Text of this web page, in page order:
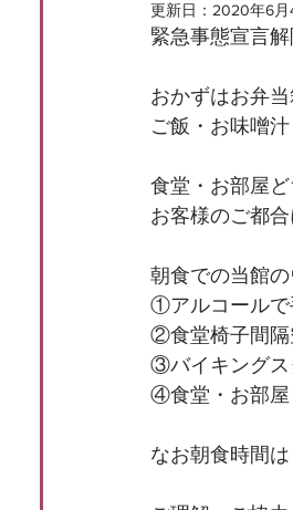
更新日： 2020年6月
緊急事態宣言
おかずはお弁
ご飯・お味噌
食堂・お部屋
お客様のご都
朝食での当館
①アルコールで
②食堂椅子間隔
③バイキングス
④食堂・お部屋
なお朝食時間